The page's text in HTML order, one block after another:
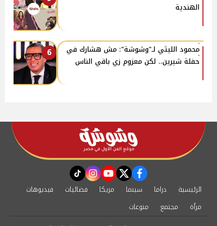
الهندية
6
محمود الليثي لـ"وشوشة": مش هشارك في
حفلة شيرين.. لكن معزوم زي باقي الناس
facebook
twitter
youtube
instagram
tiktok
الرئيسية دراما سينما مزيكا فضائيات
فيديوهات
مرأة
مجتمع
منوعات